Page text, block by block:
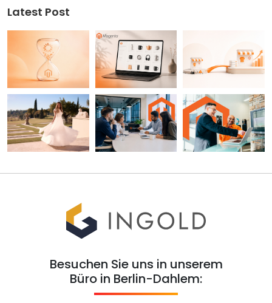
Latest Post
Besuchen Sie uns in unserem
Büro in Berlin-Dahlem: